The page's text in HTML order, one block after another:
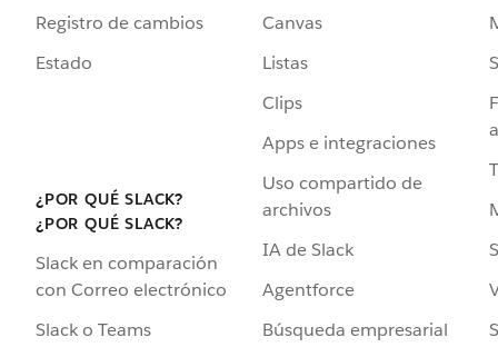
Registro de cambios
Estado
¿POR QUÉ SLACK?
¿POR QUÉ SLACK?
Slack en comparación
con Correo electrónico
Slack o Teams
Canvas
Listas
Clips
Apps e integraciones
Uso compartido de
archivos
IA de Slack
Agentforce
Búsqueda empresarial